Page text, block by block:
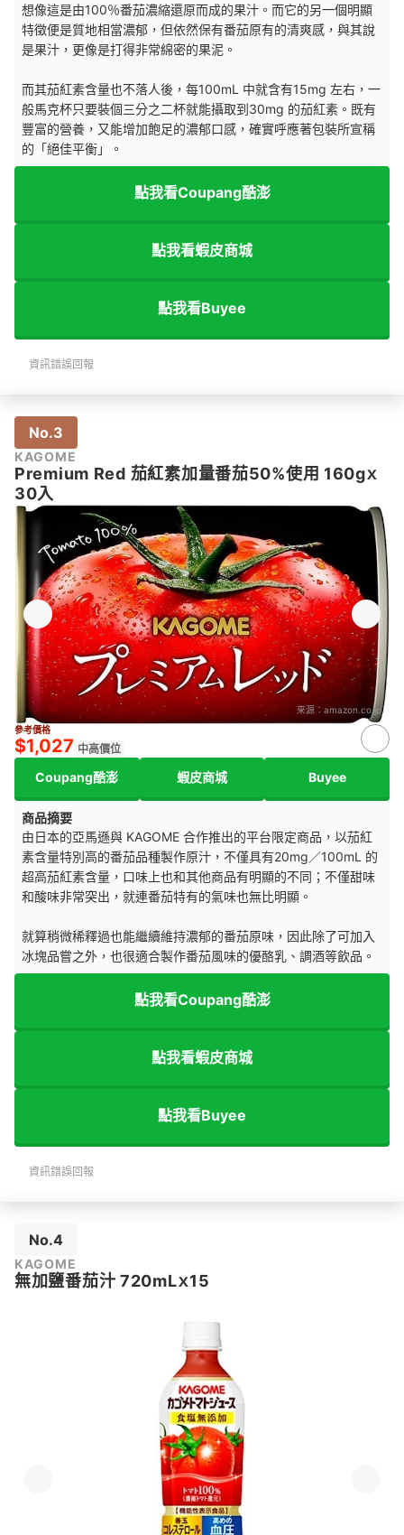
想像這是由100％番茄濃縮還原而成的果汁。而它的另一個明顯
特徵便是質地相當濃郁，但依然保有番茄原有的清爽感，與其說
是果汁，更像是打得非常綿密的果泥。
而其茄紅素含量也不落人後，每100mL 中就含有15mg 左右，一
般馬克杯只要裝個三分之二杯就能攝取到30mg 的茄紅素。既有
豐富的營養，又能增加飽足的濃郁口感，確實呼應著包裝所宣稱
的「絕佳平衡」。
點我看Coupang酷澎
點我看蝦皮商城
點我看Buyee
資訊錯誤回報
No.3
KAGOME
Premium Red 茄紅素加量番茄50%使用 160gｘ
30入
來源： amazon.co.jp
參考價格
$1,027 中高價位
Coupang酷澎 蝦皮商城 Buyee
商品摘要
由日本的亞馬遜與 KAGOME 合作推出的平台限定商品，以茄紅
素含量特別高的番茄品種製作原汁，不僅具有20mg／100mL 的
超高茄紅素含量，口味上也和其他商品有明顯的不同；不僅甜味
和酸味非常突出，就連番茄特有的氣味也無比明顯。
就算稍微稀釋過也能繼續維持濃郁的番茄原味，因此除了可加入
冰塊品嘗之外，也很適合製作番茄風味的優酪乳、調酒等飲品。
點我看Coupang酷澎
點我看蝦皮商城
點我看Buyee
資訊錯誤回報
No.4
KAGOME
無加鹽番茄汁 720mLｘ15